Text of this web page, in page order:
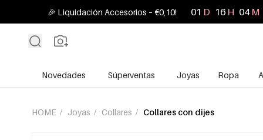
🎉 Liquidación Accesorios – €0,10! 01 D 16 H 04 M
Novedades Súperventas Joyas Ropa
HOME / Joyas / Collares / Collares con dijes